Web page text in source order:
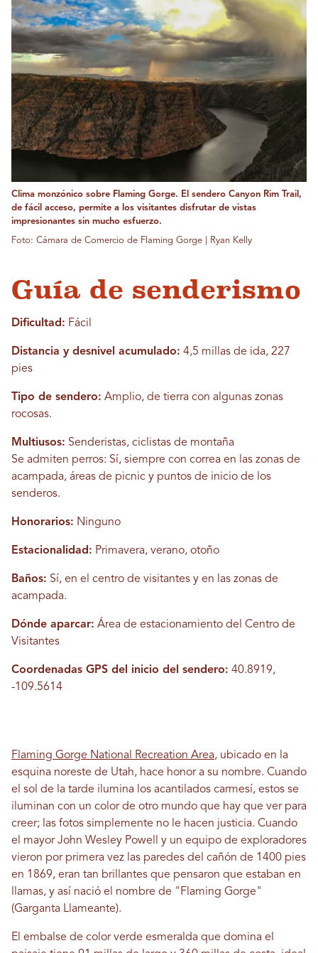
Clima monzónico sobre Flaming Gorge. El sendero Canyon Rim Trail,
de fácil acceso, permite a los visitantes disfrutar de vistas
impresionantes sin mucho esfuerzo.
Foto: Cámara de Comercio de Flaming Gorge | Ryan Kelly
Guía de senderismo
Dificultad: Fácil
Distancia y desnivel acumulado: 4,5 millas de ida, 227
pies
Tipo de sendero: Amplio, de tierra con algunas zonas
rocosas.
Multiusos: Senderistas, ciclistas de montaña
Se admiten perros: Sí, siempre con correa en las zonas de
acampada, áreas de picnic y puntos de inicio de los
senderos.
Honorarios: Ninguno
Estacionalidad: Primavera, verano, otoño
Baños: Sí, en el centro de visitantes y en las zonas de
acampada.
Dónde aparcar: Área de estacionamiento del Centro de
Visitantes
Coordenadas GPS del inicio del sendero: 40.8919,
-109.5614
Flaming Gorge National Recreation Area, ubicado en la
esquina noreste de Utah, hace honor a su nombre. Cuando
el sol de la tarde ilumina los acantilados carmesí, estos se
iluminan con un color de otro mundo que hay que ver para
creer; las fotos simplemente no le hacen justicia. Cuando
el mayor John Wesley Powell y un equipo de exploradores
vieron por primera vez las paredes del cañón de 1400 pies
en 1869, eran tan brillantes que pensaron que estaban en
llamas, y así nació el nombre de "Flaming Gorge"
(Garganta Llameante).
El embalse de color verde esmeralda que domina el